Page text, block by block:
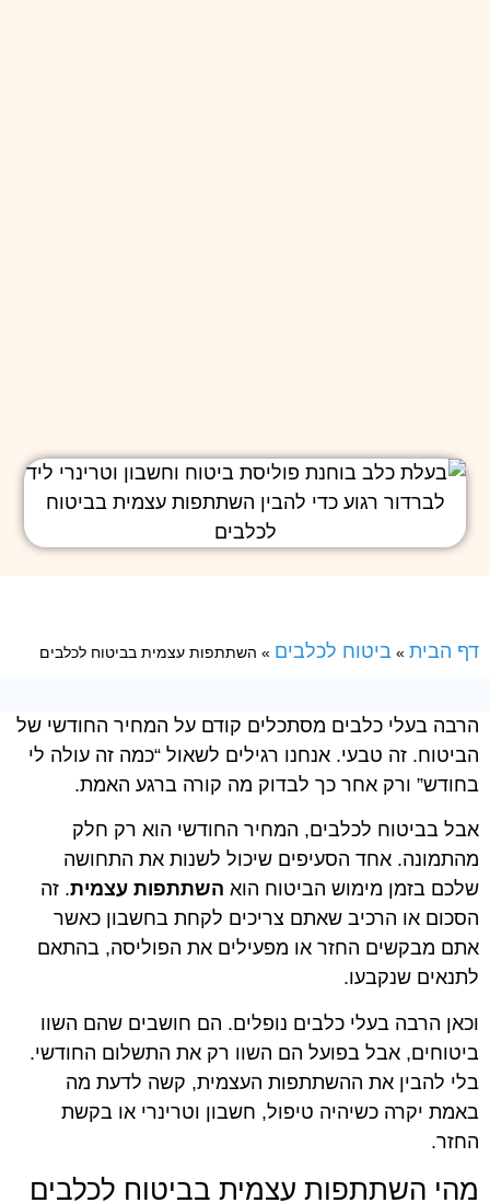
דף הבית » ביטוח לכלבים » השתתפות עצמית בביטוח לכלבים
הרבה בעלי כלבים מסתכלים קודם על המחיר החודשי של
הביטוח. זה טבעי. אנחנו רגילים לשאול “כמה זה עולה לי
בחודש” ורק אחר כך לבדוק מה קורה ברגע האמת.
אבל בביטוח לכלבים, המחיר החודשי הוא רק חלק
מהתמונה. אחד הסעיפים שיכול לשנות את התחושה
שלכם בזמן מימוש הביטוח הוא השתתפות עצמית. זה
הסכום או הרכיב שאתם צריכים לקחת בחשבון כאשר
אתם מבקשים החזר או מפעילים את הפוליסה, בהתאם
לתנאים שנקבעו.
וכאן הרבה בעלי כלבים נופלים. הם חושבים שהם השוו
ביטוחים, אבל בפועל הם השוו רק את התשלום החודשי.
בלי להבין את ההשתתפות העצמית, קשה לדעת מה
באמת יקרה כשיהיה טיפול, חשבון וטרינרי או בקשת
החזר.
מהי השתתפות עצמית בביטוח לכלבים